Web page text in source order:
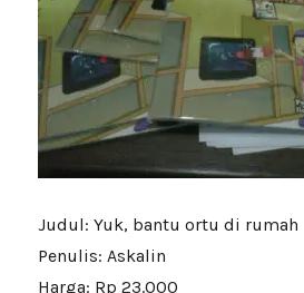
Judul: Yuk, bantu ortu di rumah
Penulis: Askalin
Harga: Rp 23.000